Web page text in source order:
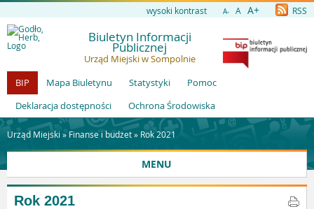
wysoki kontrast A- A A+ RSS
Biuletyn Informacji
Publicznej
Urząd Miejski w Sompolnie
BIP
Mapa Biuletynu Statystyki
Pomoc
Deklaracja dostępności
Ochrona Środowiska
Urząd Miejski » Finanse i budżet» Rok 2021
MENU
Rok 2021